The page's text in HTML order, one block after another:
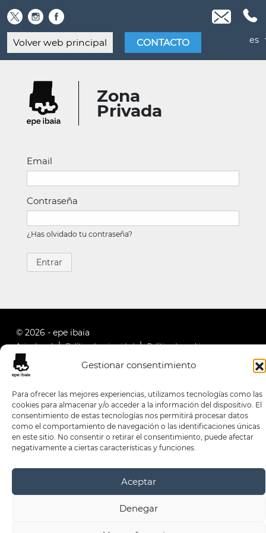
Gestionar consentimiento
Para ofrecer las mejores experiencias, utilizamos tecnologías como las
cookies para almacenar y/o acceder a la información del dispositivo. El
consentimiento de estas tecnologías nos permitirá procesar datos
como el comportamiento de navegación o las identificaciones únicas
en este sitio. No consentir o retirar el consentimiento, puede afectar
negativamente a ciertas características y funciones.
Aceptar
Denegar
Skip
to
content
Volver web principal CONTACTO es
Zona
Privada
Email
Contraseña
¿Has olvidado tu contraseña?
Entrar
© 2026 - epe ibaia
Aviso Legal Política de privacidad Política de cookies